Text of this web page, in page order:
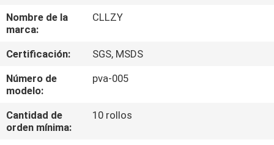
RECORRIDO
POR
LA
FÁBRICA
CONTROL
Nombre de la
marca:
CLLZY
Certificación:
SGS, MSDS
Número de
modelo:
pva-005
Cantidad de
orden mínima:
10 rollos